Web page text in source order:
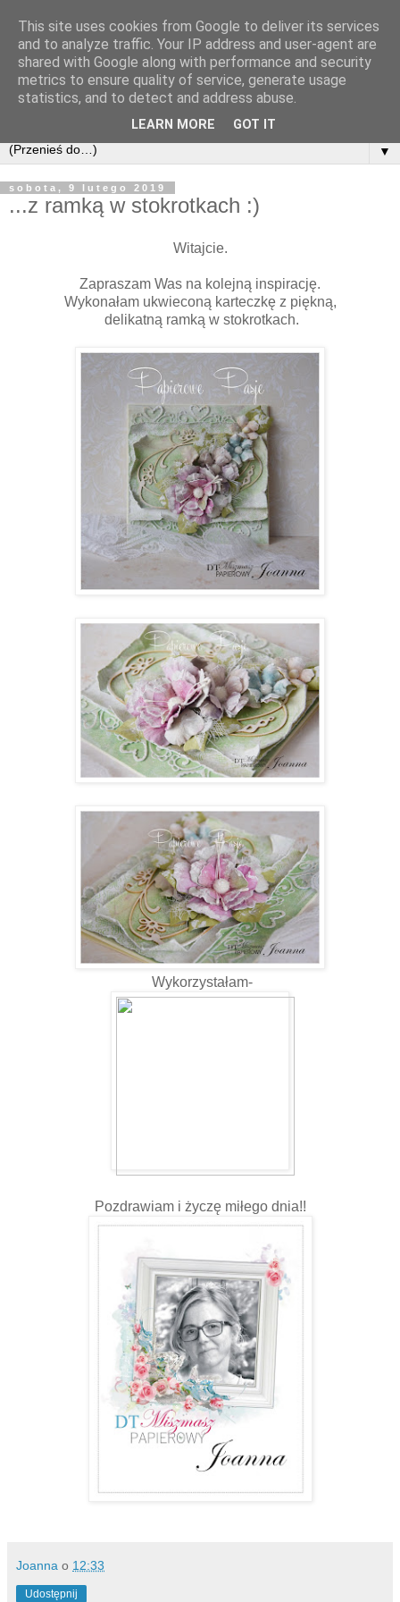
▼
sobota, 9 lutego 2019
...z ramką w stokrotkach :)
Witajcie.
Zapraszam Was na kolejną inspirację.
Wykonałam ukwieconą karteczkę z piękną,
delikatną ramką w stokrotkach.
Wykorzystałam-
Pozdrawiam i życzę miłego dnia!!
Joanna o 12:33
Udostępnij
This site uses cookies from Google to deliver its services
and to analyze traffic. Your IP address and user-agent are
shared with Google along with performance and security
metrics to ensure quality of service, generate usage
statistics, and to detect and address abuse.
LEARN MORE GOT IT